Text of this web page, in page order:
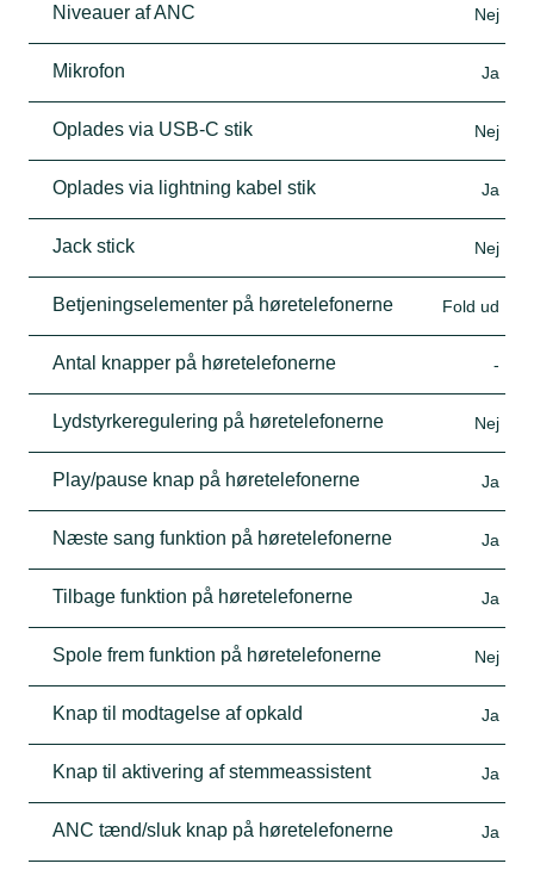
Niveauer af ANC Nej
Mikrofon Ja
Oplades via USB-C stik Nej
Oplades via lightning kabel stik Ja
Jack stick Nej
Betjeningselementer på høretelefonerne Fold ud
Antal knapper på høretelefonerne -
Lydstyrkeregulering på høretelefonerne Nej
Play/pause knap på høretelefonerne Ja
Næste sang funktion på høretelefonerne Ja
Tilbage funktion på høretelefonerne Ja
Spole frem funktion på høretelefonerne Nej
Knap til modtagelse af opkald Ja
Knap til aktivering af stemmeassistent Ja
ANC tænd/sluk knap på høretelefonerne Ja